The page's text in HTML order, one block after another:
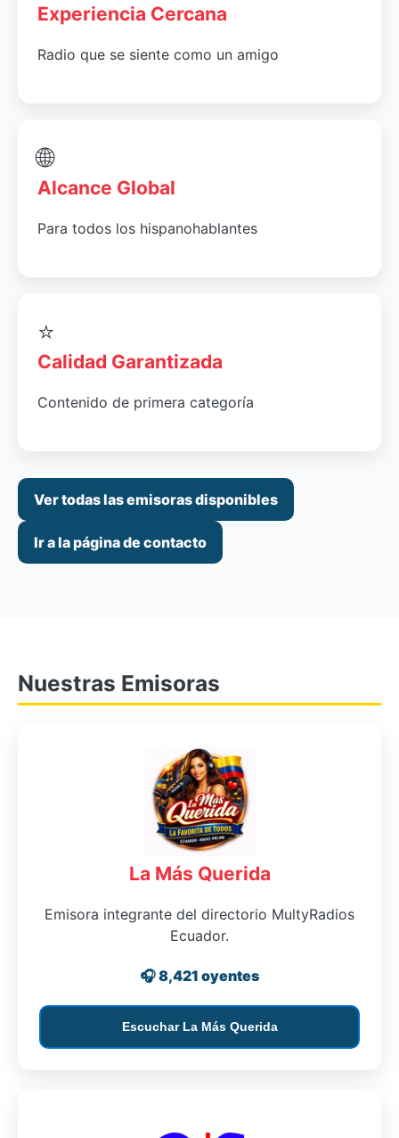
Experiencia Cercana
Radio que se siente como un amigo
🌐
Alcance Global
Para todos los hispanohablantes
⭐
Calidad Garantizada
Contenido de primera categoría
Ver todas las emisoras disponibles
Ir a la página de contacto
Nuestras Emisoras
La Más Querida
Emisora integrante del directorio MultyRadios
Ecuador.
🎧 8,421 oyentes
Escuchar La Más Querida